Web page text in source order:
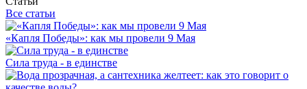
Все статьи
«Капля Победы»: как мы провели 9 Мая
Сила труда - в единстве